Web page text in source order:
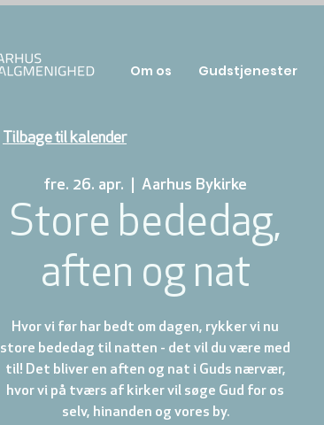
fre. 26. apr.
  |
Aarhus Bykirke
Store bededag,
aften og nat
Hvor vi før har bedt om dagen, rykker vi nu
store bededag til natten - det vil du være med
til! Det bliver en aften og nat i Guds nærvær,
hvor vi på tværs af kirker vil søge Gud for os
selv, hinanden og vores by.
Tilbage til kalender
Om os Gudstjenester